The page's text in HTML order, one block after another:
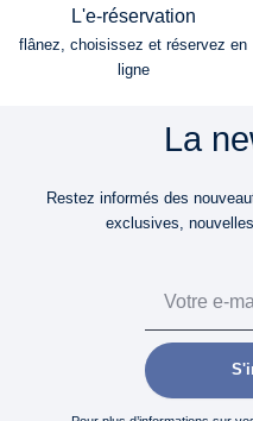
L'e-réservation
flânez, choisissez et réservez en
ligne
La
Restez informés des
exclusives,